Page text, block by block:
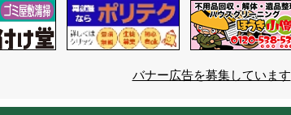
バナー広告を募集しています